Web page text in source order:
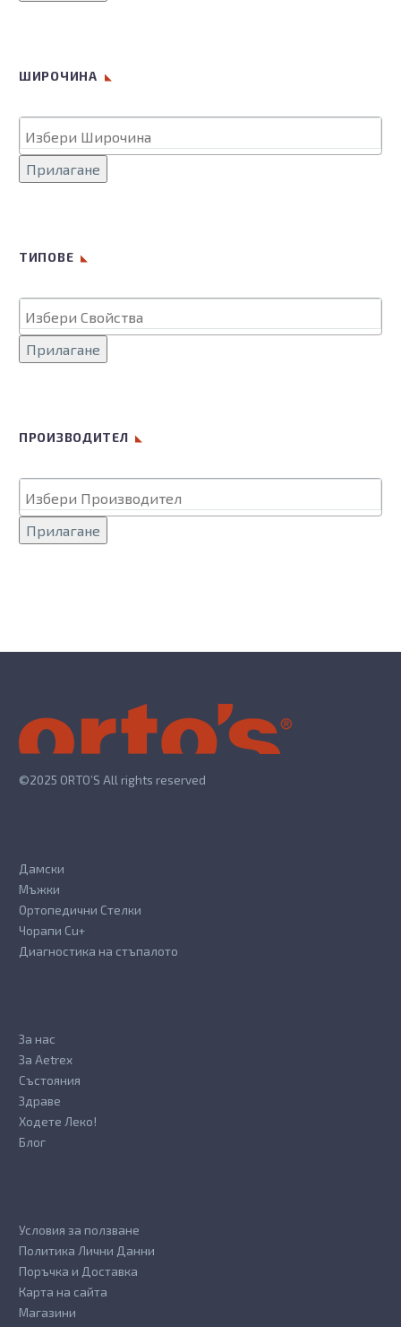
ШИРОЧИНА
Прилагане
ТИПОВЕ
Прилагане
ПРОИЗВОДИТЕЛ
Прилагане
©2025 ORTO’S All rights reserved
Дамски
Мъжки
Ортопедични Стелки
Чорапи Cu+
Диагностика на стъпалото
За нас
За Aetrex
Състояния
Здраве
Ходете Леко!
Блог
Условия за ползване
Политика Лични Данни
Поръчка и Доставка
Карта на сайта
Магазини